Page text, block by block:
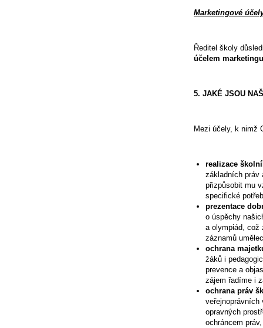
Marketingové
Ředitel školy
účelem marketingu
5. JAKÉ JSOU
Mezi účely, k nimž
realizace
základních práv
přizpůsobit mu
specifické
prezentace
o úspěchy
a olympiád, což
záznamů
ochrana
žáků i
prevence a
zájem řadíme i
ochrana práv
opravných
ochráncem